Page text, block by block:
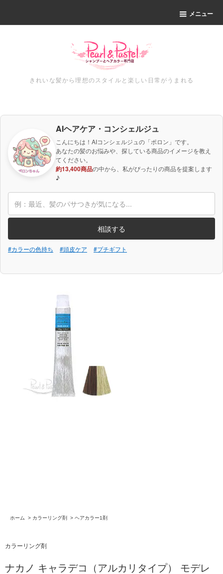
メニュー
きれいな髪から理想のスタイルと楽しい日常がうまれる
AIヘアケア・コンシェルジュ
こんにちは！AIコンシェルジュの「ポロン」です。
あなたの髪のお悩みや、探している商品のイメージを教え
てください。
約13,400商品の中から、私がぴったりの商品を提案します
♪
相談する
#カラーの色持ち #頭皮ケア #プチギフト
ホーム > カラーリング剤 > ヘアカラー1剤
カラーリング剤
ナカノ キャラデコ（アルカリタイプ） モデレ